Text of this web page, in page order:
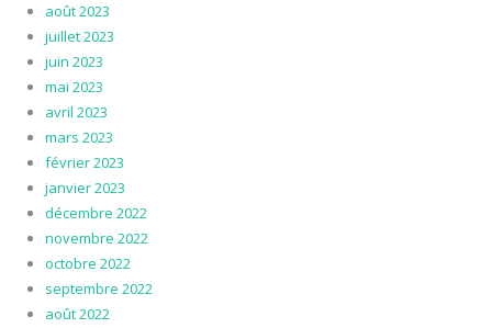
août 2023
juillet 2023
juin 2023
mai 2023
avril 2023
mars 2023
février 2023
janvier 2023
décembre 2022
novembre 2022
octobre 2022
septembre 2022
août 2022